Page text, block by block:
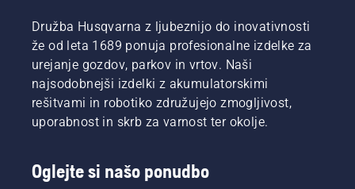
Družba Husqvarna z ljubeznijo do inovativnosti
že od leta 1689 ponuja profesionalne izdelke za
urejanje gozdov, parkov in vrtov. Naši
najsodobnejši izdelki z akumulatorskimi
rešitvami in robotiko združujejo zmogljivost,
uporabnost in skrb za varnost ter okolje.
Oglejte si našo ponudbo